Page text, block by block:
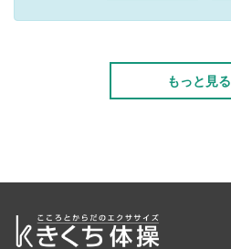
もっと見る